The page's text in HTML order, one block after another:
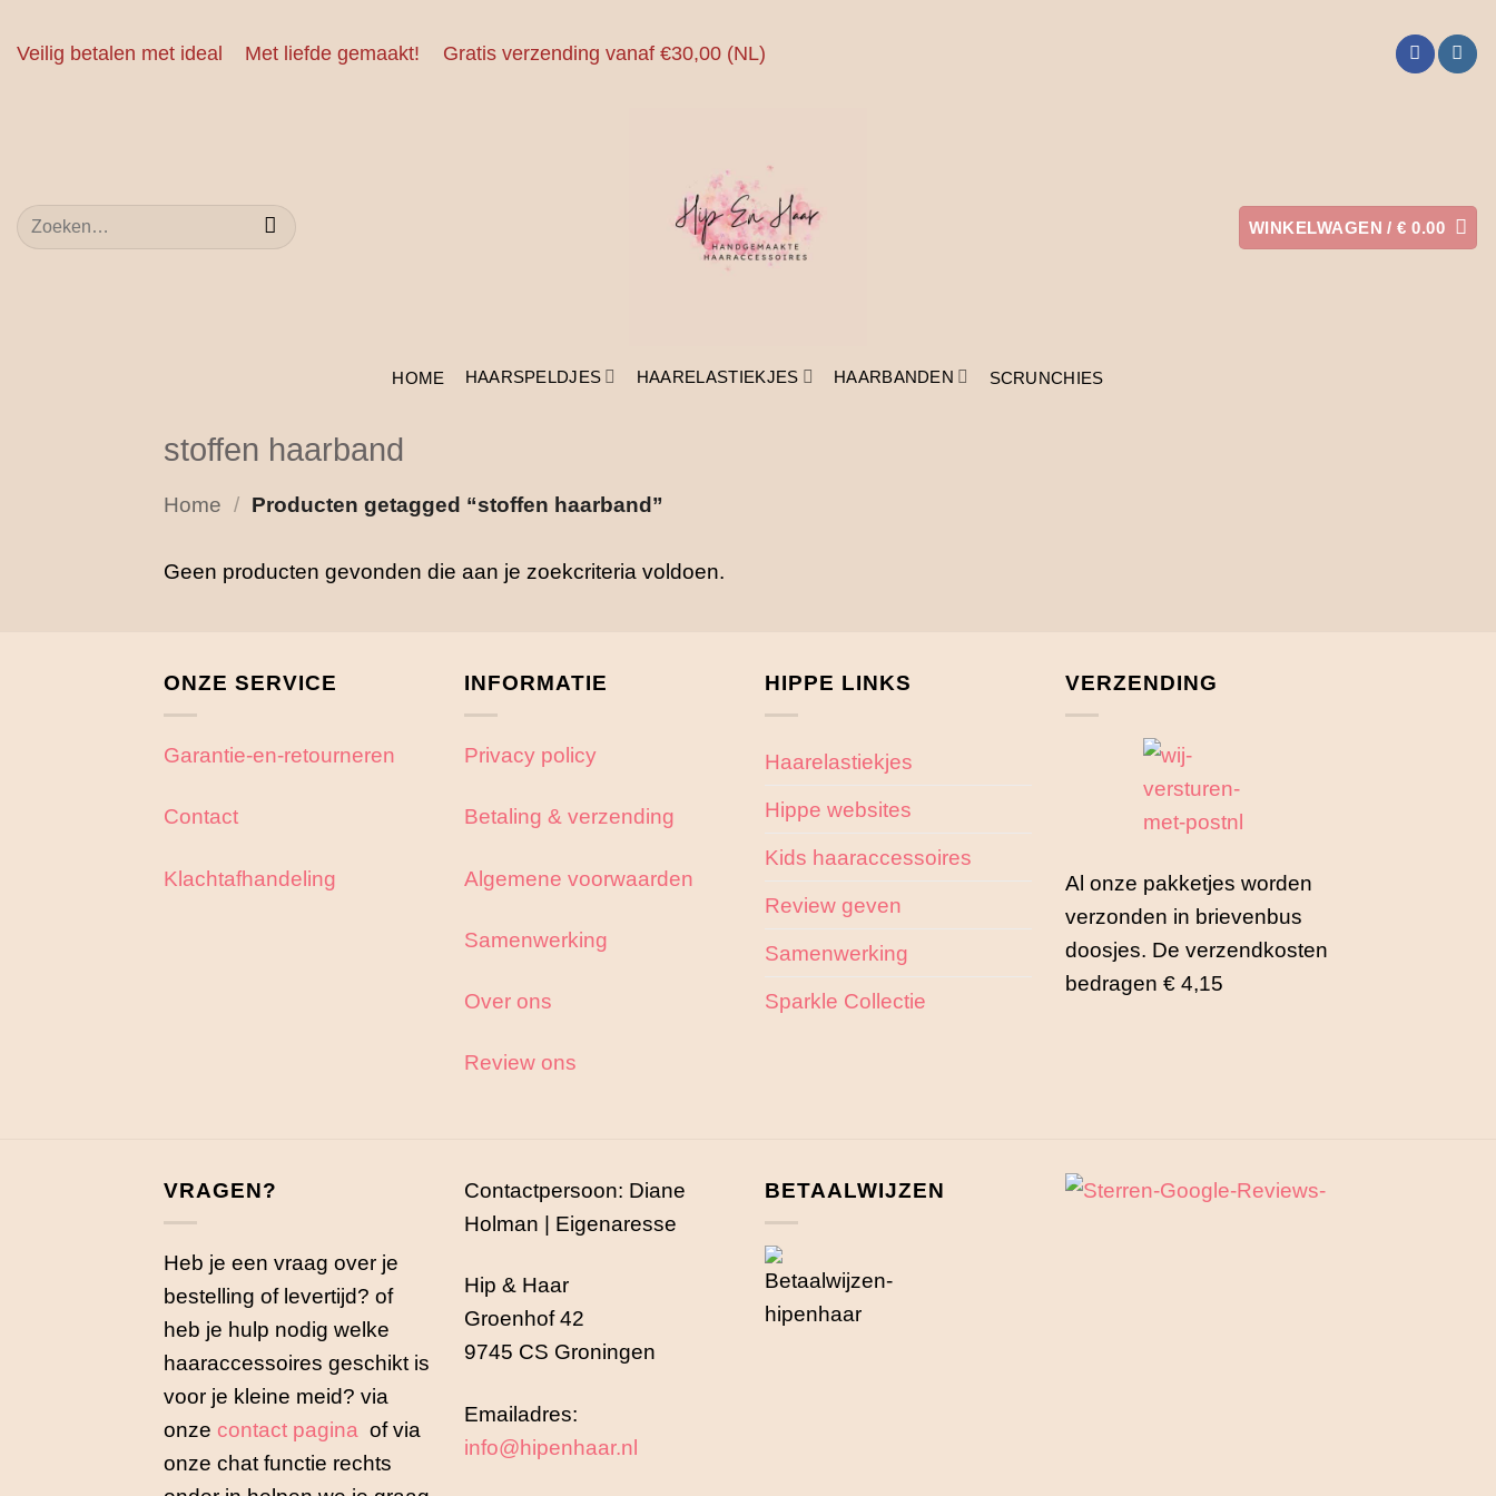
naar
Veilig betalen met ideal Met liefde gemaakt! Gratis verzending vanaf €30,00 (NL)
Zoeken
naar:
WINKELWAGEN /€ 0.00
HOME HAARSPELDJES HAARELASTIEKJES HAARBANDEN SCRUNCHIES
stoffen haarband
Home / Producten getagged “stoffen haarband”
Geen producten gevonden die aan je zoekcriteria voldoen.
ONZE SERVICE
Garantie-en-retourneren
Contact
Klachtafhandeling
INFORMATIE
Privacy policy
Betaling & verzending
Algemene voorwaarden
Samenwerking
Over ons
Review ons
HIPPE LINKS
Haarelastiekjes
Hippe websites
Kids haaraccessoires
Review geven
Samenwerking
Sparkle Collectie
VERZENDING
Al onze pakketjes worden
verzonden in brievenbus
doosjes. De verzendkosten
bedragen € 4,15
VRAGEN?
Heb je een vraag over je
bestelling of levertijd? of
heb je hulp nodig welke
haaraccessoires geschikt is
voor je kleine meid? via
onze contact pagina of via
onze chat functie rechts
Contactpersoon: Diane
Holman | Eigenaresse
Hip & Haar
Groenhof 42
9745 CS Groningen
Emailadres:
info@hipenhaar.nl
BETAALWIJZEN